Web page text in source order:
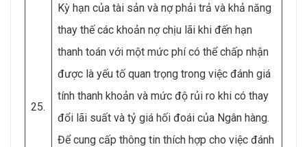
25.
Kỳ hạn của tài sản và nợ phải trả và khả năng
thay thế các khoản nợ chịu lãi khi đến hạn
thanh toán với một mức phí có thể chấp nhận
được là yếu tố quan trọng trong việc đánh giá
tính thanh khoản và mức độ rủi ro khi có thay
đổi lãi suất và tỷ giá hối đoái của Ngân hàng.
Để cung cấp thông tin thích hợp cho việc đánh